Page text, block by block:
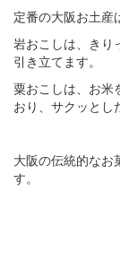
定番の大阪お土産
岩おこしは、きり
引き立てます。
粟おこしは、お米
おり、サクッとし
大阪の伝統的なお
す。